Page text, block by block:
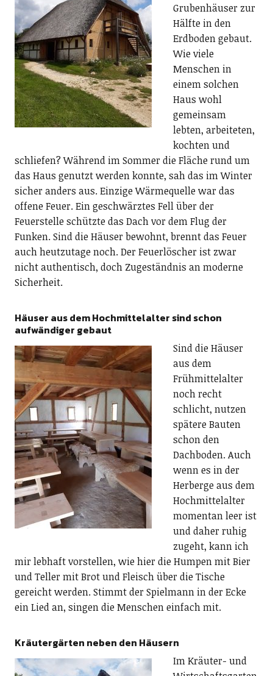
Grubenhäuser zur
Hälfte in den
Erdboden gebaut.
Wie viele
Menschen in
einem solchen
Haus wohl
gemeinsam
lebten, arbeiteten,
kochten und
schliefen? Während im Sommer die Fläche rund um
das Haus genutzt werden konnte, sah das im Winter
sicher anders aus. Einzige Wärmequelle war das
offene Feuer. Ein geschwärztes Fell über der
Feuerstelle schützte das Dach vor dem Flug der
Funken. Sind die Häuser bewohnt, brennt das Feuer
auch heutzutage noch. Der Feuerlöscher ist zwar
nicht authentisch, doch Zugeständnis an moderne
Sicherheit.
Häuser aus dem Hochmittelalter sind schon
aufwändiger gebaut
Sind die Häuser
aus dem
Frühmittelalter
noch recht
schlicht, nutzen
spätere Bauten
schon den
Dachboden. Auch
wenn es in der
Herberge aus dem
Hochmittelalter
momentan leer ist
und daher ruhig
zugeht, kann ich
mir lebhaft vorstellen, wie hier die Humpen mit Bier
und Teller mit Brot und Fleisch über die Tische
gereicht werden. Stimmt der Spielmann in der Ecke
ein Lied an, singen die Menschen einfach mit.
Kräutergärten neben den Häusern
Im Kräuter- und